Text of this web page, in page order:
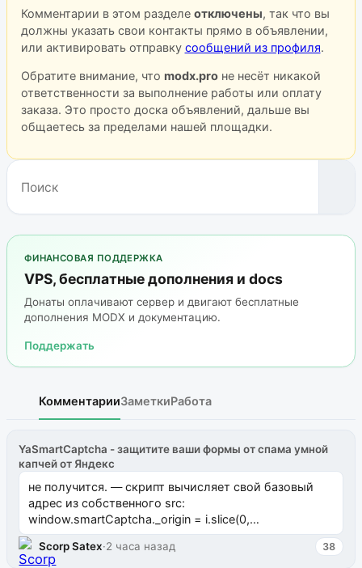
Комментарии в этом разделе отключены, так что вы
должны указать свои контакты прямо в объявлении,
или активировать отправку сообщений из профиля.
Обратите внимание, что modx.proне несёт никакой
ответственности за выполнение работы или оплату
заказа. Это просто доска объявлений, дальше вы
общаетесь за пределами нашей площадки.
ФИНАНСОВАЯ ПОДДЕРЖКА
VPS, бесплатные дополнения и docs
Донаты оплачивают сервер и двигают бесплатные
дополнения MODX и документацию.
Поддержать
КомментарииЗаметкиРабота
YaSmartCaptcha - защитите ваши формы от спама умной
капчей от Яндекс
не получится. — скрипт вычисляет свой базовый
адрес из собственного src:
window.smartCaptcha._origin = i.slice(0,
i.lastIndexOf("/")) // строка 7275 и потом доз...
Scorp Satex·2 часа назад 38